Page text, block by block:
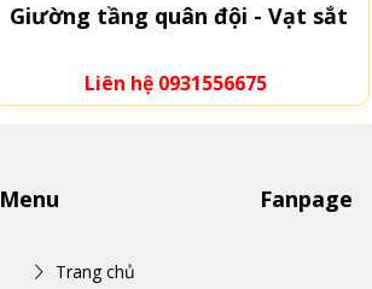
Giường tầng quân đội - Vạt sắt
Liên hệ 0931556675
Menu
Trang chủ
Fanpage